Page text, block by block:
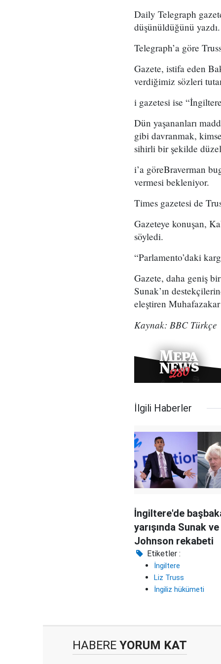
Daily Telegraph
düşünüldüğünü yazdı.
Telegraph’a göre
Gazete, istifa eden
verdiğimiz sözleri
i gazetesi ise
Dün yaşananları
gibi davranmak,
sihirli bir şekilde
i’a göreBraverman
vermesi bekleniyor.
Times gazetesi de
Gazeteye konuşan,
söyledi.
“Parlamento’daki
Gazete, daha geniş
Sunak’ın
eleştiren
Kaynak: BBC Türkçe
İlgili Haberler
İngiltere'de
yarışında Sunak ve
Johnson rekabeti
Etiketler :
İngiltere
Liz Truss
İngiliz hükümeti
HABERE YORUM KAT